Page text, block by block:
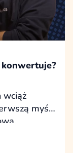
wciąż
myślą
indziej.
niskiej